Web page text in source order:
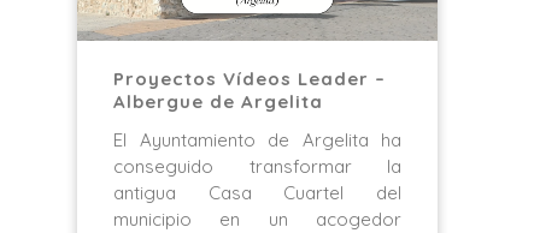
Proyectos Vídeos Leader –
Albergue de Argelita
El Ayuntamiento de Argelita ha
conseguido transformar la
antigua Casa Cuartel del
municipio en un acogedor